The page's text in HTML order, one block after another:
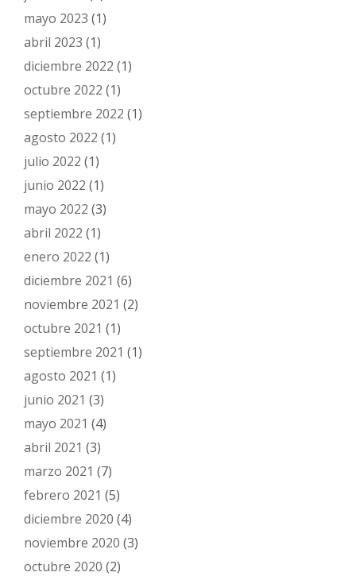
mayo 2023 (1)
abril 2023 (1)
diciembre 2022 (1)
octubre 2022 (1)
septiembre 2022 (1)
agosto 2022 (1)
julio 2022 (1)
junio 2022 (1)
mayo 2022 (3)
abril 2022 (1)
enero 2022 (1)
diciembre 2021 (6)
noviembre 2021 (2)
octubre 2021 (1)
septiembre 2021 (1)
agosto 2021 (1)
junio 2021 (3)
mayo 2021 (4)
abril 2021 (3)
marzo 2021 (7)
febrero 2021 (5)
diciembre 2020 (4)
noviembre 2020 (3)
octubre 2020 (2)